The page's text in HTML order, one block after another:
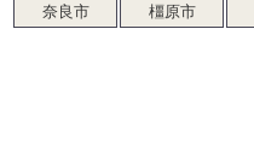
奈良市 橿原市